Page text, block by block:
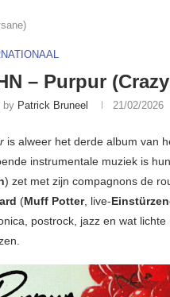
– Purpur
by Patrick Bruneel 21/02/2026
is alweer het derde album van
instrumentale muziek is
) zet met zijn compagnons de
(Muff Potter, live-
postrock, jazz en wat